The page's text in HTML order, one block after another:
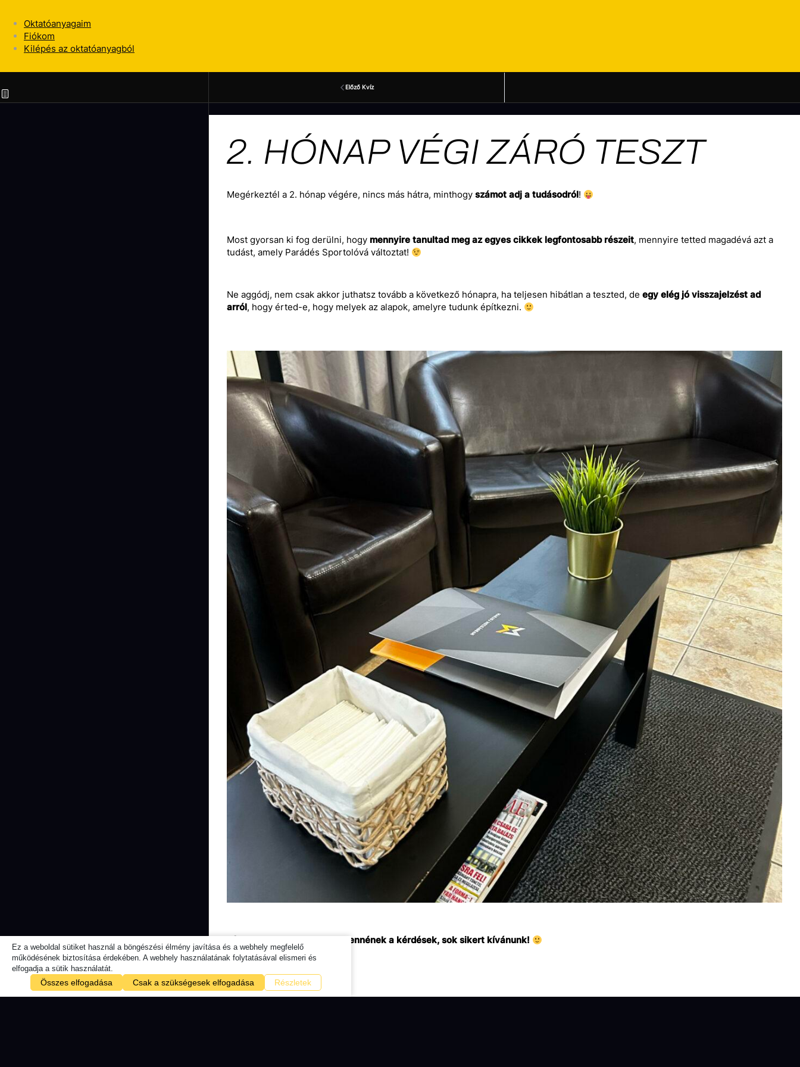
Oktatóanyagaim
Fiókom
Kilépés az oktatóanyagból
Előző Kvíz
2. HÓNAP VÉGI ZÁRÓ TESZT
Megérkeztél a 2. hónap végére, nincs más hátra, minthogy számot adj a tudásodról!
Most gyorsan ki fog derülni, hogy mennyire tanultad meg az egyes cikkek legfontosabb részeit, mennyire tetted magadévá azt a
tudást, amely Parádés Sportolóvá változtat!
Ne aggódj, nem csak akkor juthatsz tovább a következő hónapra, ha teljesen hibátlan a teszted, de egy elég jó visszajelzést ad
arról, hogy érted-e, hogy melyek az alapok, amelyre tudunk építkezni.
Lássuk akkor, hogy melyek lennének a kérdések, sok sikert kívánunk!
Ez a weboldal sütiket használ a böngészési élmény javítása és a webhely megfelelő
működésének biztosítása érdekében. A webhely használatának folytatásával elismeri és
elfogadja a sütik használatát.
Összes elfogadása Csak a szükségesek elfogadása Részletek